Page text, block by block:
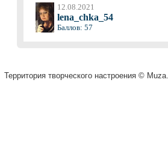
12.08.2021
lena_chka_54
Баллов: 57
Территория творческого настроения ©